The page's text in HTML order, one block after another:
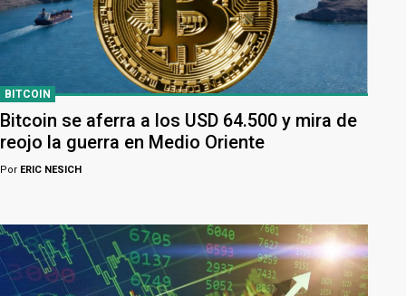
BITCOIN
Bitcoin se aferra a los USD 64.500 y mira de
reojo la guerra en Medio Oriente
Por ERIC NESICH